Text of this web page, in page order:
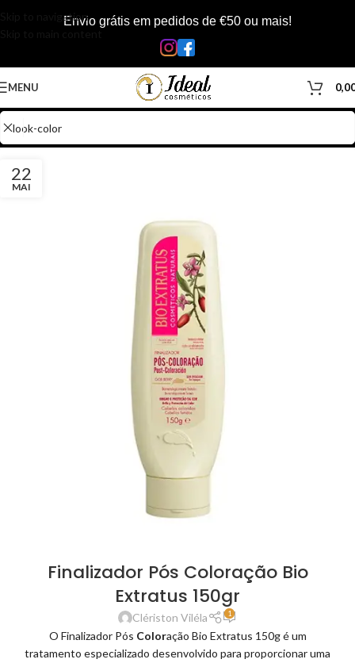
Skip to navigationEnvio grátis em pedidos de €50 ou mais!
MENU
22
MAI
Finalizador Pós Coloração Bio
Extratus 150gr
Clériston Viléla 1
O Finalizador Pós Coloração Bio Extratus 150g é um
tratamento especializado desenvolvido para proporcionar uma